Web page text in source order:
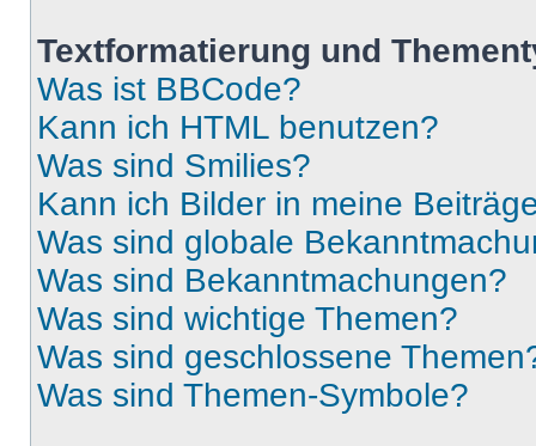
Textformatierung und
Was ist BBCode?
Kann ich HTML benutzen?
Was sind Smilies?
Kann ich Bilder in meine
Was sind globale
Was sind Bekanntmachungen?
Was sind wichtige Themen?
Was sind geschlossene
Was sind Themen-Symbole?